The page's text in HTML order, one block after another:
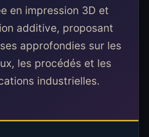
en impression 3D et
additive, proposant
approfondies sur les
les procédés et les
industrielles.